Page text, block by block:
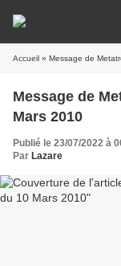
Accueil » Message de
Message de
Mars 2010
Publié le 23/07/2022 à
Par Lazare